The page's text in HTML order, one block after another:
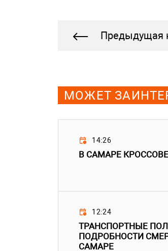
Предыдущая
МОЖЕТ
14:26
В САМАРЕ
12:24
ТРАНСПОРТНЫЕ
ПОДРОБНОСТИ
САМАРЕ